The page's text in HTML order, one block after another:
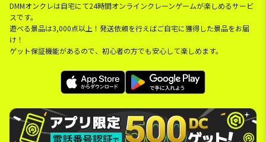
DMMオンクレは自宅にて24時間オンラインクレーンゲームが楽しめるサービ
スです。
遊べる景品は3,000点以上！発送依頼を行えばご自宅に獲得した景品をお届
け！
ゲット保証機能があるので、初心者の方でも安心して楽しめます。